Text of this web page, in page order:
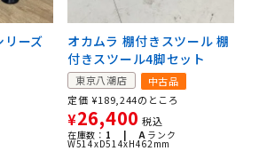
リーズ
オカムラ 棚付きスツール 棚
付きスツール4脚セット
東京八潮店
中古品
定価 ¥189,244のところ
¥26,400 税込
在庫数： 1 | A ランク
W514xD514xH462mm